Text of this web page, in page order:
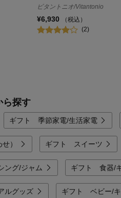
ビタントニオ/Vitantonio
¥6,930
（税込）
(2)
ら探す
ギフト 季節家電/生活家電
） ギフト スイーツ
ング/ジャム ギフト 食器/
ルグッズ ギフト ベビー/キ